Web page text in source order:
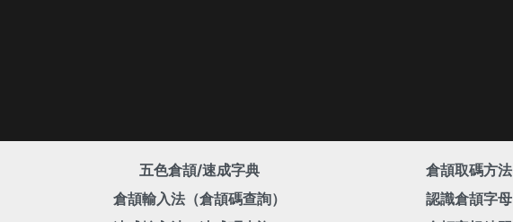
五色倉頡/速成字典
倉頡輸入法（倉頡碼查詢）
倉頡取碼方法
認識倉頡字母